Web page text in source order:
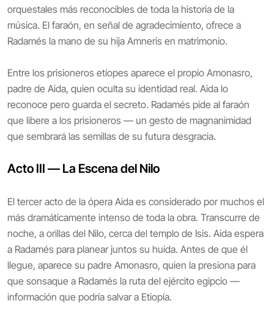
orquestales más reconocibles de toda la historia de la
música. El faraón, en señal de agradecimiento, ofrece a
Radamés la mano de su hija Amneris en matrimonio.
Entre los prisioneros etíopes aparece el propio Amonasro,
padre de Aida, quien oculta su identidad real. Aida lo
reconoce pero guarda el secreto. Radamés pide al faraón
que libere a los prisioneros — un gesto de magnanimidad
que sembrará las semillas de su futura desgracia.
Acto III — La Escena del Nilo
El tercer acto de la ópera Aida es considerado por muchos el
más dramáticamente intenso de toda la obra. Transcurre de
noche, a orillas del Nilo, cerca del templo de Isis. Aida espera
a Radamés para planear juntos su huida. Antes de que él
llegue, aparece su padre Amonasro, quien la presiona para
que sonsaque a Radamés la ruta del ejército egipcio —
información que podría salvar a Etiopía.